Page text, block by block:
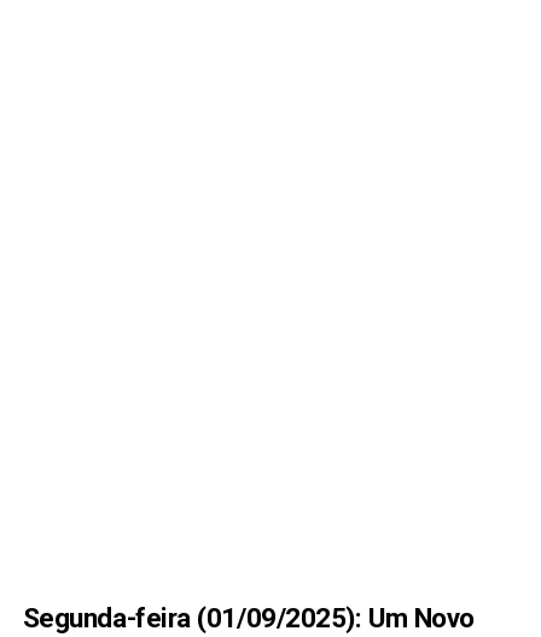
Segunda-feira (01/09/2025): Um Novo